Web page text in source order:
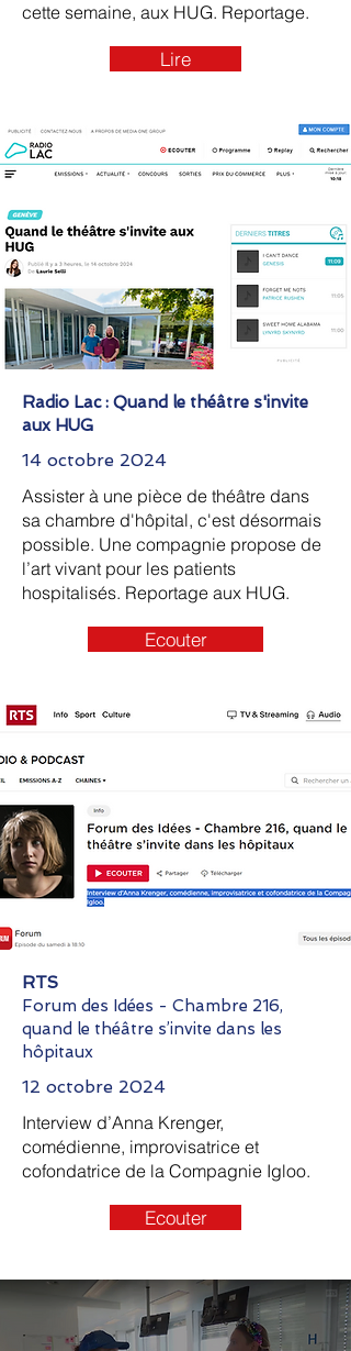
cette semaine, aux HUG. Reportage.
Lire
Radio Lac : Quand le théâtre s'invite
aux HUG
14 octobre 2024
Assister à une pièce de théâtre dans
sa chambre d'hôpital, c'est désormais
possible. Une compagnie propose de
l’art vivant pour les patients
hospitalisés. Reportage aux HUG.
Ecouter
RTS
Forum des Idées - Chambre 216,
quand le théâtre s’invite dans les
hôpitaux
12 octobre 2024
Interview d’Anna Krenger,
comédienne, improvisatrice et
cofondatrice de la Compagnie Igloo.
Ecouter